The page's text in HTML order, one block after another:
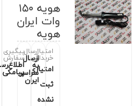
هویه ۱۵۰
وات ایران
هویه
امتیاز
خریداران
امتیازی
ثبت
نشده
ارسال
ارسال
به
سراسر
ایران
پیگیری
سفارش
پیامکی